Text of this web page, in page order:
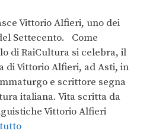
Vittorio Alfieri, uno dei
Settecento. Come
di RaiCultura si celebra, il
di Vittorio Alfieri, ad Asti, in
e scrittore segna
italiana. Vita scritta da
Vittorio Alfieri